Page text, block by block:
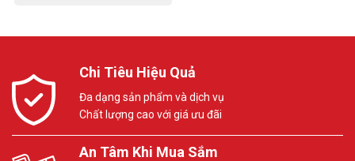
Chi Tiêu Hiệu Quả
Đa dạng sản phẩm và dịch vụ
Chất lượng cao với giá ưu đãi
An Tâm Khi Mua Sắm